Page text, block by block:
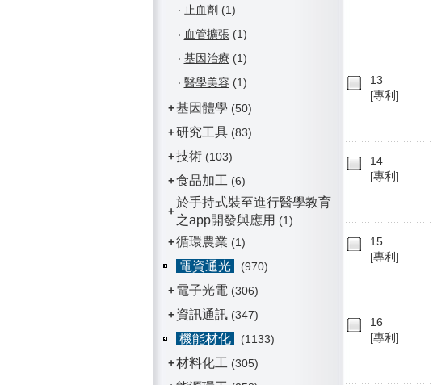
‧ 止血劑 (1)
‧ 血管擴張(1)
‧ 基因治療 (1)
‧ 醫學美容 (1)
+基因體學 (50)
+研究工具(83)
+技術(103)
+食品加工 (6)
+
於手持式裝至進行醫學教育
之app開發與應用 (1)
+循環農業 (1)
電資通光
(970)
+ 電子光電 (306)
+ 資訊通訊(347)
機能材化
(1133)
+材料化工 (305)
13
[專利]
14
[專利]
15
[專利]
16
[專利]